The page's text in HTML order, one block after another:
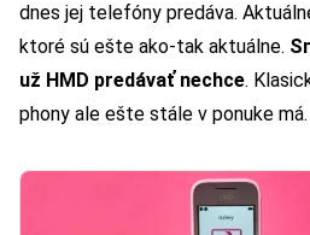
dnes jej telefóny predáva.
ktoré sú ešte ako-tak aktuálne.
už HMD predávať nechce.
phony ale ešte stále v ponuke má.